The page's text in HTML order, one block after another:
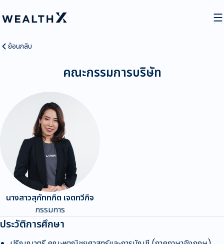
ย้อนกลับ
คณะกรรมการบริษัท
นางสาวสุภัททกิต เจตทวีกิจ
กรรมการ
ประวัติการศึกษา